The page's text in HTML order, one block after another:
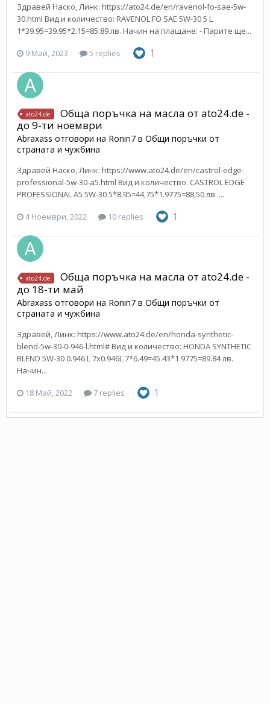
Здравей Наско, Линк: https://ato24.de/en/ravenol-fo-sae-5w-
30.html Вид и количество: RAVENOL FO SAE 5W-30 5 L
1*39.95=39.95*2.15=85.89 лв. Начин на плащане: - Парите ще...
9 Май, 2023 5 replies 1
ato24.de
Обща поръчка на масла от ato24.de -
до 9-ти ноември
Abraxass отговори на Ronin7 в Общи поръчки от
страната и чужбина
Здравей Наско, Линк: https://www.ato24.de/en/castrol-edge-
professional-5w-30-a5.html Вид и количество: CASTROL EDGE
PROFESSIONAL A5 5W-30 5*8.95=44,75*1.9775=88,50 лв. ...
4 Ноември, 2022 10 replies 1
ato24.de
Обща поръчка на масла от ato24.de -
до 18-ти май
Abraxass отговори на Ronin7 в Общи поръчки от
страната и чужбина
Здравей, Линк: https://www.ato24.de/en/honda-synthetic-
blend-5w-30-0-946-l.html# Вид и количество: HONDA SYNTHETIC
BLEND 5W-30 0.946 L 7х0.946L 7*6.49=45.43*1.9775=89.84 лв.
Начин...
18 Май, 2022 7 replies 1